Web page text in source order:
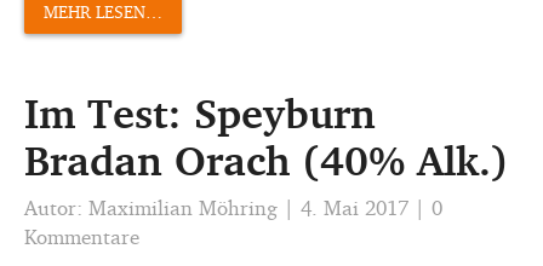
MEHR LESEN…
Im Test: Speyburn
Bradan Orach (40% Alk.)
Autor: Maximilian Möhring | 4. Mai 2017 | 0
Kommentare